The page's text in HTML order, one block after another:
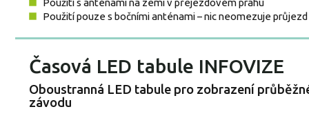
Použití pouze s bočními anténami – nic neomezuje
Časová LED tabule INFOVIZE
Oboustranná LED tabule pro zobrazení
závodu